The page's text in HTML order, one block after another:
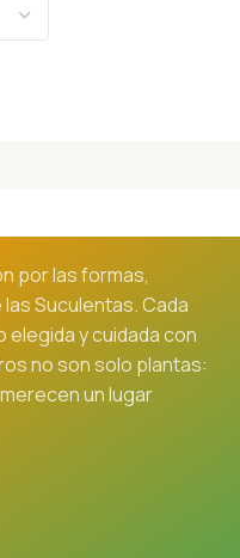
por las formas,
Suculentas. Cada
elegida y cuidada con
no son solo plantas:
un lugar